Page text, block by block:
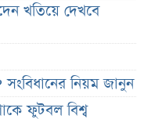
খতিয়ে দেখবে
নিয়ম জানুন
ফুটবল বিশ্ব